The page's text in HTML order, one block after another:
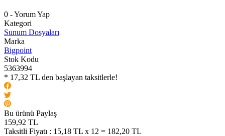
0 - Yorum Yap
Kategori
Sunum Dosyaları
Marka
Bigpoint
Stok Kodu
5363994
* 17,32 TL den başlayan taksitlerle!
Bu ürünü Paylaş
159,92 TL
Taksitli Fiyatı : 15,18 TL x 12 = 182,20 TL